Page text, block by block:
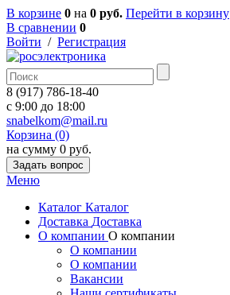
В корзине 0 на 0 руб. Перейти в корзину
В сравнении 0
Войти / Регистрация
8 (917) 786-18-40
c 9:00 до 18:00
snabelkom@mail.ru
Корзина (0)
на сумму 0 руб.
Задать вопрос
Меню
Каталог Каталог
Доставка Доставка
О компании О компании
О компании
О компании
Вакансии